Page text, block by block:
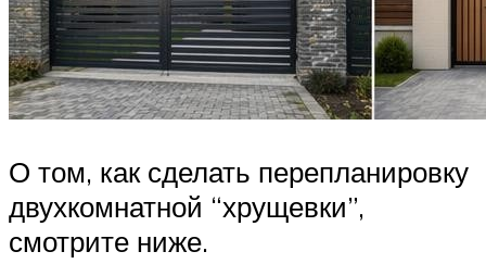
О том, как сделать перепланировку
двухкомнатной “хрущевки”,
смотрите ниже.